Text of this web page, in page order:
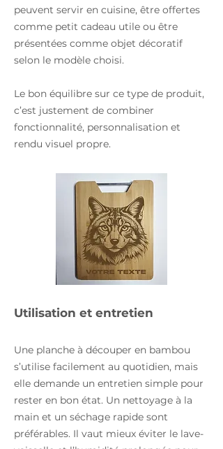
peuvent servir en cuisine, être offertes
comme petit cadeau utile ou être
présentées comme objet décoratif
selon le modèle choisi.
Le bon équilibre sur ce type de produit,
c’est justement de combiner
fonctionnalité, personnalisation et
rendu visuel propre.
Utilisation et entretien
Une planche à découper en bambou
s’utilise facilement au quotidien, mais
elle demande un entretien simple pour
rester en bon état. Un nettoyage à la
main et un séchage rapide sont
préférables. Il vaut mieux éviter le lave-